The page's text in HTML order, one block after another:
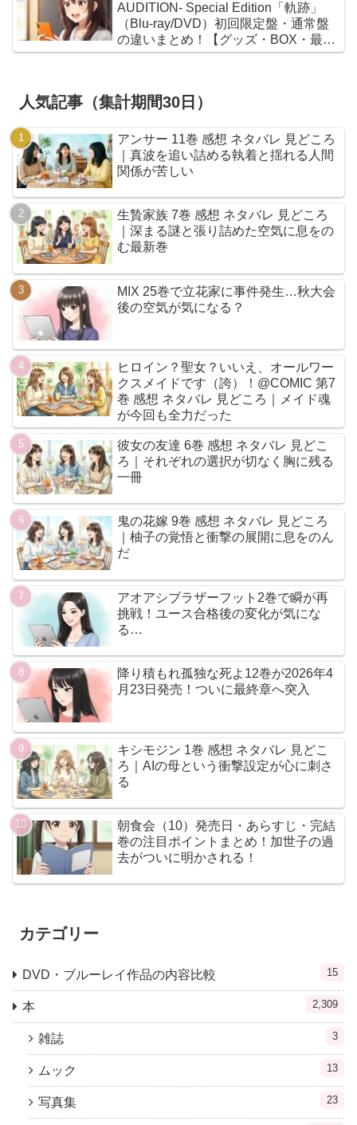
AUDITION- Special Edition「軌跡」
（Blu-ray/DVD）初回限定盤・通常盤
の違いまとめ！【グッズ・BOX・最安
値】
人気記事（集計期間30日）
アンサー 11巻 感想 ネタバレ 見どころ
｜真波を追い詰める執着と揺れる人間
関係が苦しい
生贄家族 7巻 感想 ネタバレ 見どころ
｜深まる謎と張り詰めた空気に息をの
む最新巻
MIX 25巻で立花家に事件発生…秋大会
後の空気が気になる？
ヒロイン？聖女？いいえ、オールワー
クスメイドです（誇）！@COMIC 第7
巻 感想 ネタバレ 見どころ｜メイド魂
が今回も全力だった
彼女の友達 6巻 感想 ネタバレ 見どこ
ろ｜それぞれの選択が切なく胸に残る
一冊
鬼の花嫁 9巻 感想 ネタバレ 見どころ
｜柚子の覚悟と衝撃の展開に息をのん
だ
アオアシブラザーフット2巻で瞬が再
挑戦！ユース合格後の変化が気にな
る…
降り積もれ孤独な死よ12巻が2026年4
月23日発売！ついに最終章へ突入
キシモジン 1巻 感想 ネタバレ 見どこ
ろ｜AIの母という衝撃設定が心に刺さ
る
朝食会（10）発売日・あらすじ・完結
巻の注目ポイントまとめ！加世子の過
去がついに明かされる！
カテゴリー
DVD・ブルーレイ作品の内容比較 15
本 2,309
雑誌 3
ムック 13
写真集 23